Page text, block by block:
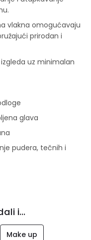
vlakna omogućavaju
prirodan i
uz minimalan
glava
pudera, tečnih i
i...
Make up